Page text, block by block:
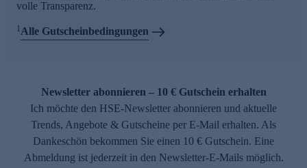
volle Transparenz.
1Alle Gutscheinbedingungen
Newsletter abonnieren – 10 € Gutschein erhalten
Ich möchte den HSE-Newsletter abonnieren und aktuelle
Trends, Angebote & Gutscheine per E-Mail erhalten. Als
Dankeschön bekommen Sie einen 10 € Gutschein. Eine
Abmeldung ist jederzeit in den Newsletter-E-Mails möglich.